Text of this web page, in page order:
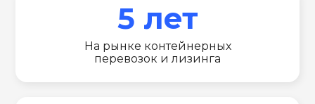
5 лет
На рынке контейнерных
перевозок и лизинга